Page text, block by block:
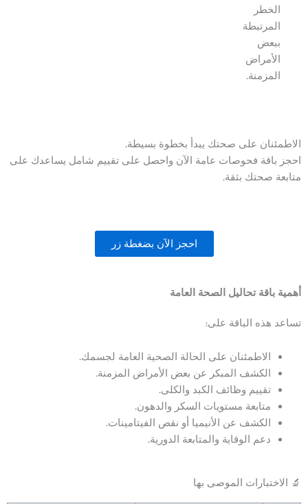
الخطر
المرتبطة
ببعض
الأمراض
المزمنة.
الاطمئنان على صحتك يبدأ بخطوة بسيطة.
احجز باقة فحوصات عامة الآن واحصل على تقييم شامل يساعدك على
متابعة صحتك بثقة.
احجز الآن بضغطة زر
أهمية باقة تحاليل الصحة العامة
تساعد هذه الباقة على:
الاطمئنان على الحالة الصحية العامة لجسمك.
الكشف المبكر عن بعض الأمراض المزمنة.
تقييم وظائف الكبد والكلى.
متابعة مستويات السكر والدهون.
الكشف عن الأنيميا أو نقص الفيتامينات.
دعم الوقاية والمتابعة الدورية.
🔬 الاختبارات الموصى بها